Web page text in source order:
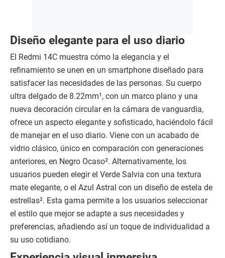
Diseño elegante para el uso diario
El Redmi 14C muestra cómo la elegancia y el
refinamiento se unen en un smartphone diseñado para
satisfacer las necesidades de las personas. Su cuerpo
ultra delgado de 8.22mm¹, con un marco plano y una
nueva decoración circular en la cámara de vanguardia,
ofrece un aspecto elegante y sofisticado, haciéndolo fácil
de manejar en el uso diario. Viene con un acabado de
vidrio clásico, único en comparación con generaciones
anteriores, en Negro Ocaso². Alternativamente, los
usuarios pueden elegir el Verde Salvia con una textura
mate elegante, o el Azul Astral con un diseño de estela de
estrellas². Esta gama permite a los usuarios seleccionar
el estilo que mejor se adapte a sus necesidades y
preferencias, añadiendo así un toque de individualidad a
su uso cotidiano.